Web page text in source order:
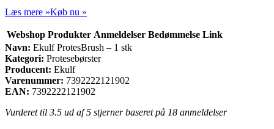
Læs mere »Køb nu »
Webshop Produkter Anmeldelser Bedømmelse Link
Navn: Ekulf ProtesBrush – 1 stk
Kategori: Protesebørster
Producent: Ekulf
Varenummer: 7392222121902
EAN: 7392222121902
Vurderet til 3.5 ud af 5 stjerner baseret på 18 anmeldelser